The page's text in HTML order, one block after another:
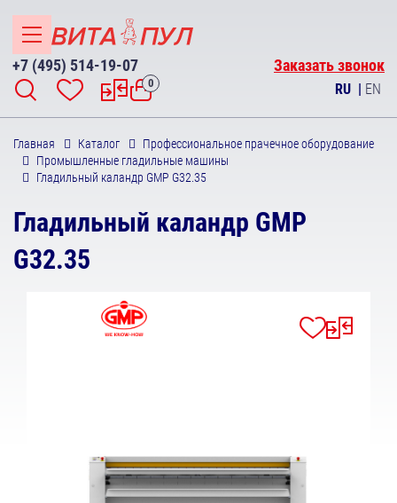
+7 (495) 514-19-07 Заказать звонок
0 RU | EN
Главная Каталог
Профессиональное прачечное оборудование
Промышленные гладильные машины
Гладильный каландр GMP G32.35
Гладильный каландр GMP
G32.35